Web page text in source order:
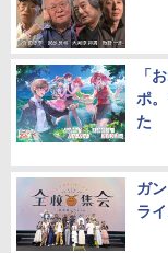
「
ポ
た
ガ
ラ